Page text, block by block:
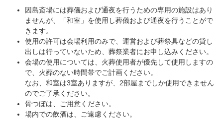
因島斎場には葬儀および通夜を行うための専用の施設はあり
ませんが、「和室」を使用し葬儀および通夜を行うことがで
きます。
使用の許可は会場利用のみで、運営および葬祭具などの貸し
出しは行っていないため、葬祭業者にお申し込みください。
会場の使用については、火葬使用者が優先して使用しますの
で、火葬のない時間帯でご計画ください。
なお、和室は3室ありますが、2部屋までしか使用できません
のでご了承ください。
骨つぼは、ご用意ください。
場内での飲酒は、ご遠慮ください。